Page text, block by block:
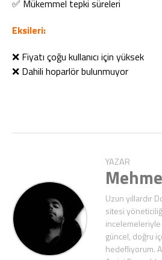
✅ Mükemmel tepki süreleri
Eksileri:
❌ Fiyatı çoğu kullanıcı için yüksek
❌ Dahili hoparlör bulunmuyor
YAZAR
Uzun yıllardır
sitesi
güncel, doğru
hedefliyorum.